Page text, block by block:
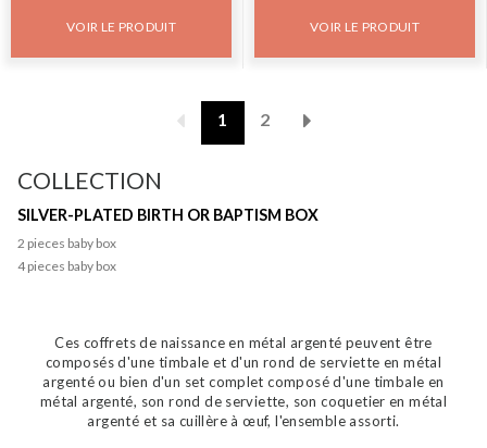
VOIR LE PRODUIT VOIR LE PRODUIT
1 2
COLLECTION
SILVER-PLATED BIRTH OR BAPTISM BOX
2 pieces baby box
4 pieces baby box
Ces coffrets de naissance en métal argenté peuvent être
composés d'une timbale et d'un rond de serviette en métal
argenté ou bien d'un set complet composé d'une timbale en
métal argenté, son rond de serviette, son coquetier en métal
argenté et sa cuillère à œuf, l'ensemble assorti.